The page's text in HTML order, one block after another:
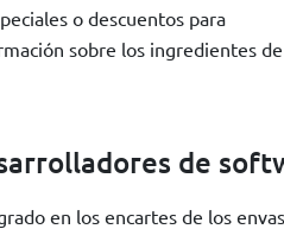
o descuentos para
sobre los ingredientes
de
en los encartes de los